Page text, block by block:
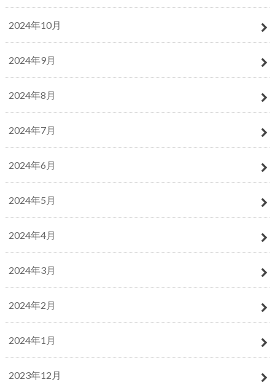
2024年10月
2024年9月
2024年8月
2024年7月
2024年6月
2024年5月
2024年4月
2024年3月
2024年2月
2024年1月
2023年12月